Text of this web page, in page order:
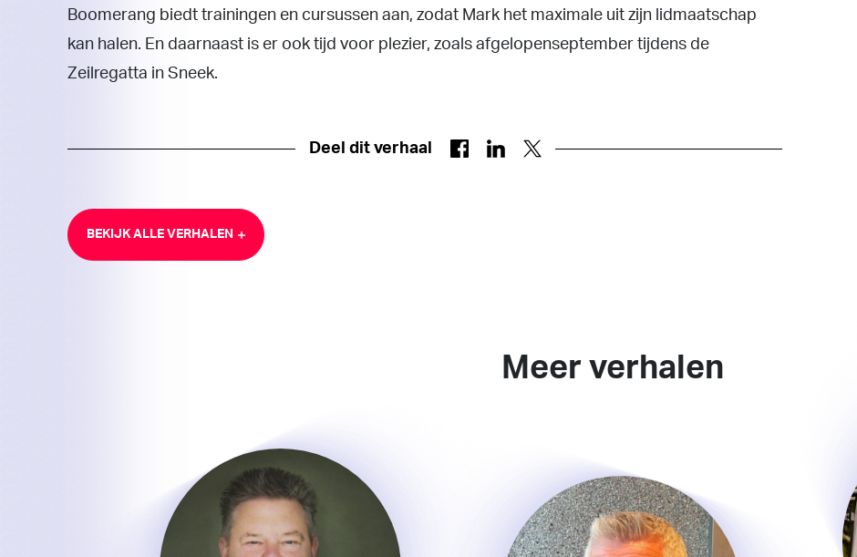
Boomerang biedt trainingen en cursussen aan, zodat Mark het​ maximale uit zijn lidmaatschap
kan halen. En daarnaast is er ook tijd voor plezier, zoals afgelopen​september tijdens de
Zeilregatta in Sneek.
Deel dit verhaal
BEKIJK ALLE VERHALEN
Meer verhalen